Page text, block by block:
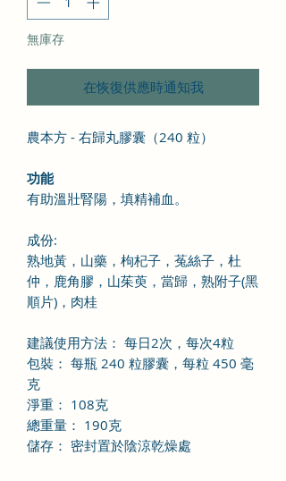
無庫存
在恢復供應時通知我
農本方 - 右歸丸膠囊（240 粒）
功能
有助溫壯腎陽，填精補血。
成份:
熟地黃，山藥，枸杞子，菟絲子，杜
仲，鹿角膠，山茱萸，當歸，熟附子(黑
順片)，肉桂
建議使用方法： 每日2次，每次4粒
包裝： 每瓶 240 粒膠囊，每粒 450 毫
克
淨重： 108克
總重量： 190克
儲存： 密封置於陰涼乾燥處